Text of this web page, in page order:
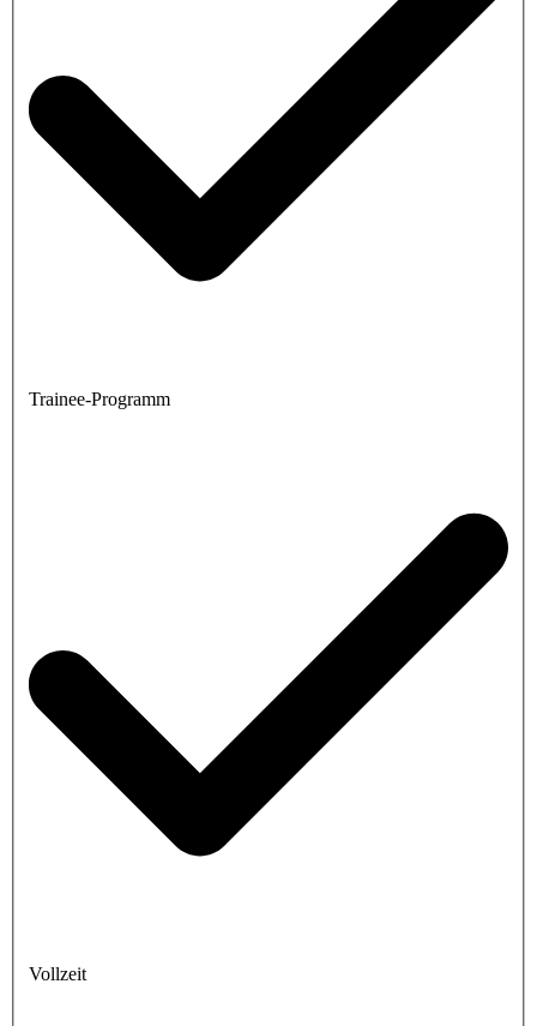
Trainee-Programm
Vollzeit